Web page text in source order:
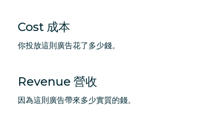
Cost 成本
你投放這則廣告花了多少錢。
Revenue 營收
因為這則廣告帶來多少實質的錢。